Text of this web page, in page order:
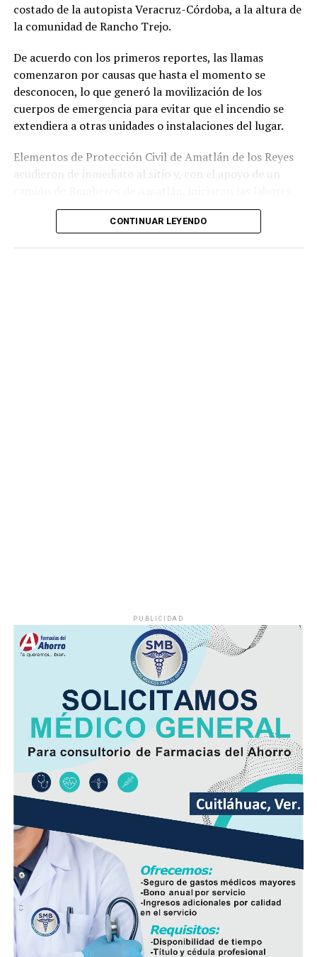
responsabilidad penal de los exuniformados por delitos
relacionados con la posesión de droga y el
públicos.
costado de la autopista Veracruz-Córdoba, a la altura de
la comunidad de Rancho Trejo.
De acuerdo con los primeros reportes, las llamas
comenzaron por causas que hasta el momento se
desconocen, lo que generó la movilización de los
cuerpos de emergencia para evitar que el incendio se
extendiera a otras unidades o instalaciones del lugar.
Elementos de Protección Civil de Amatlán de los Reyes
acudieron de inmediato al sitio y, con el apoyo de un
para sofocar el fuego, logrando controlar la emergencia
tras varios minutos de trabajo.
CONTINUAR LEYENDO
PUBLICIDAD